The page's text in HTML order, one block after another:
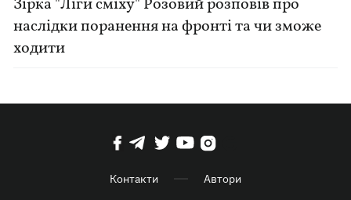
наслідки поранення на фронті та чи зможе
ходити
Контакти Автори